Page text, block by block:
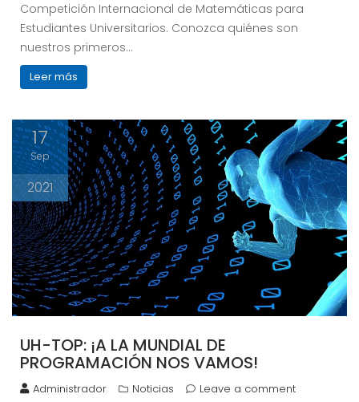
Competición Internacional de Matemáticas para
Estudiantes Universitarios. Conozca quiénes son
nuestros primeros…
Leer más
17
Sep
2021
UH-TOP: ¡A LA MUNDIAL DE
PROGRAMACIÓN NOS VAMOS!
Administrador Noticias Leave a comment